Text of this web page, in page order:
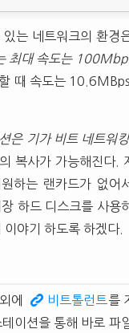
있는 네트워크의 환
최대 속도는
때 속도는
은 기가 비트 네트워
복사가 가능해진다
하는 랜카드가 없어
하드 디스크를 사용
야기 하도록 하겠다.
에 비트톨런트 를
이션을 통해 바로